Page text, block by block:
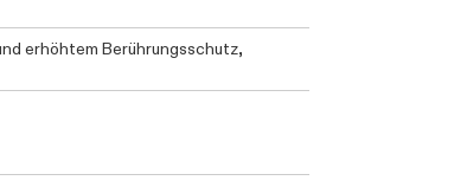
erhöhtem Berührungsschutz,